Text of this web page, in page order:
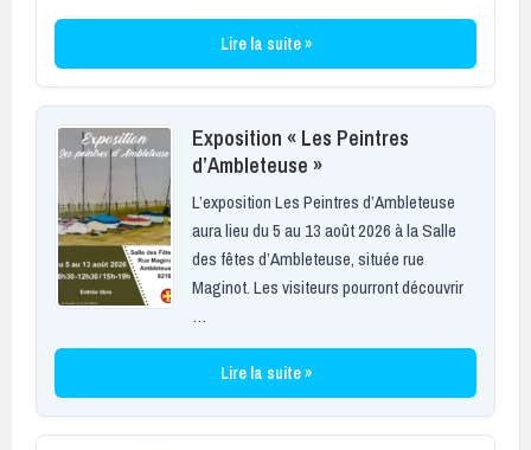
Lire la suite »
Exposition « Les Peintres
d’Ambleteuse »
L’exposition Les Peintres d’Ambleteuse
aura lieu du 5 au 13 août 2026 à la Salle
des fêtes d’Ambleteuse, située rue
Maginot. Les visiteurs pourront découvrir
…
Lire la suite »